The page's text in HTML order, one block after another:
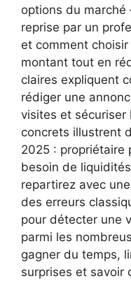
options du
reprise par un
et comment
montant tout en
claires expliquent
rédiger une
visites et sécuriser
concrets illustrent
2025 : propriétaire
besoin de
repartirez avec
des erreurs
pour détecter une
parmi les
gagner du temps,
surprises et savoir